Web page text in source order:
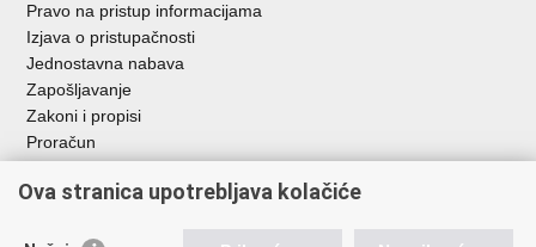
Pravo na pristup informacijama
Izjava o pristupačnosti
Jednostavna nabava
Zapošljavanje
Zakoni i propisi
Proračun
RH
Ova stranica upotrebljava kolačiće